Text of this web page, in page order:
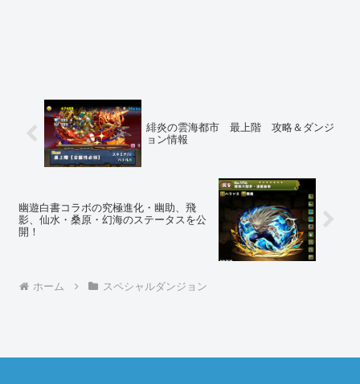
緋炎の雲海都市 最上階 攻略＆ダンジ
ョン情報
幽遊白書コラボの究極進化・幽助、飛
影、仙水・桑原・幻海のステータスを公
開！
ホーム スペシャルダンジョン